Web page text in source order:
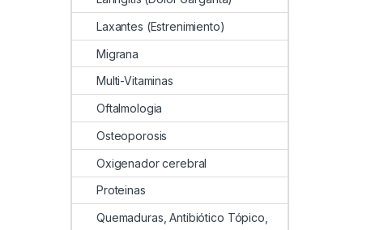
Laxantes (Estrenimiento)
Migrana
Multi-Vitaminas
Oftalmologia
Osteoporosis
Oxigenador cerebral
Proteinas
Quemaduras, Antibiótico Tópico,